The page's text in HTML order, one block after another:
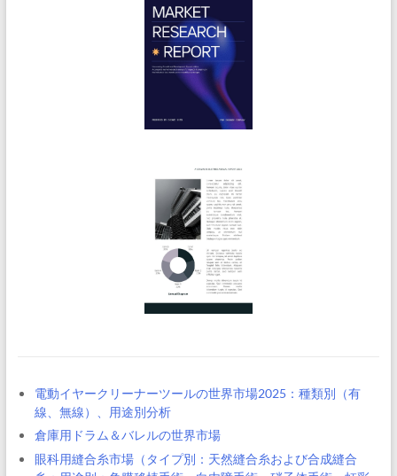
電動イヤークリーナーツールの世界市場2025：種類別（有
線、無線）、用途別分析
倉庫用ドラム＆バレルの世界市場
眼科用縫合糸市場（タイプ別：天然縫合糸および合成縫合